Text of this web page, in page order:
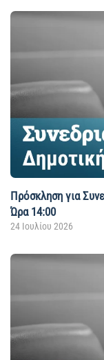
Πρόσκληση για
Ώρα 14:00
24 Ιουλίου 2026